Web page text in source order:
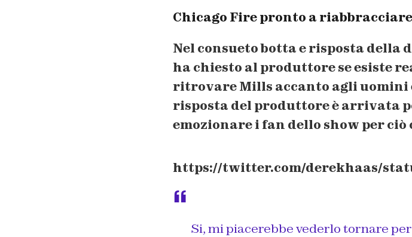
Chicago Fire pronto a
Nel consueto botta e risposta della
ha chiesto al produttore se esiste
ritrovare Mills accanto agli uomini
risposta del produttore è arrivata
emozionare i fan dello show per ciò
https://twitter.com/derekhaas/
Si, mi piacerebbe vederlo tornare